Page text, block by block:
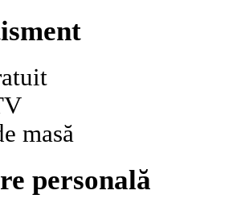
masă
personală